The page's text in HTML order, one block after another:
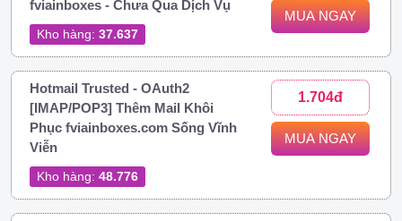
fviainboxes - Chưa Qua Dịch Vụ
Kho hàng: 37.637
MUA NGAY
Hotmail Trusted - OAuth2
[IMAP/POP3] Thêm Mail Khôi
Phục fviainboxes.com Sống Vĩnh
Viễn
Kho hàng: 48.776
1.704đ
MUA NGAY